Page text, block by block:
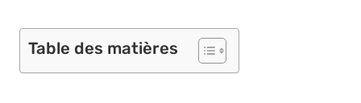
Table des matières